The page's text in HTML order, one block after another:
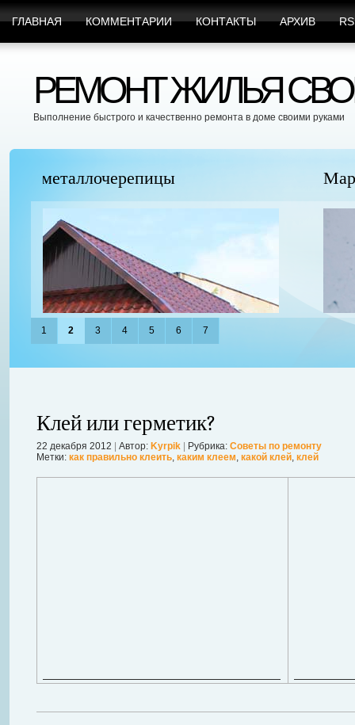
ГЛАВНАЯ КОММЕНТАРИИ КОНТАКТЫ АРХИВ
РЕМОНТ ЖИЛЬЯ
Выполнение быстрого и качественно ремонта в доме своими руками
Марафет Поможет с Любыми Видами
1 2 3 4 5 6 7
Клей или герметик?
22 декабря 2012 Автор: Kyrpik Рубрика: Советы по ремонту
Метки: как правильно клеить, каким клеем, какой клей, клей